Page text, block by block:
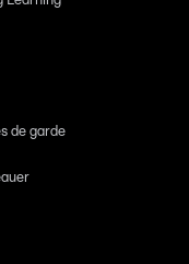
de garde